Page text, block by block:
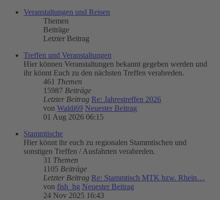
Veranstaltungen und Reisen
Themen
Beiträge
Letzter Beitrag
Treffen und Veranstaltungen
Hier können Veranstaltungen bekannt gegeben werden und
ihr könnt Euch zu den nächsten Treffen verabreden.
461 Themen
15987 Beiträge
Letzter Beitrag Re: Jahrestreffen 2026
von Waldi69 Neuester Beitrag
01 Aug 2026 06:15
Stammtische
Hier könnt ihr euch zu regionalen Stammtischen und
sonstigen Treffen / Ausfahrten verabreden.
31 Themen
1105 Beiträge
Letzter Beitrag Re: Stammtisch MTK bzw. Rhein…
von fish_hg Neuester Beitrag
24 Nov 2025 16:43